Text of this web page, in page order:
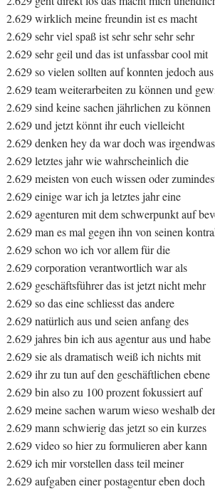
2.629 wirklich meine freundin ist es macht
2.629 sehr viel spaß ist sehr sehr sehr sehr
2.629 sehr geil und das ist unfassbar cool mit
2.629 so vielen sollten auf konnten jedoch aus
2.629 team weiterarbeiten zu können und
2.629 sind keine sachen jährlichen zu können
2.629 und jetzt könnt ihr euch vielleicht
2.629 denken hey da war doch was irgendwas
2.629 letztes jahr wie wahrscheinlich die
2.629 meisten von euch wissen oder
2.629 einige war ich ja letztes jahr eine
2.629 agenturen mit dem schwerpunkt auf
2.629 man es mal gegen ihn von seinen
2.629 schon wo ich vor allem für die
2.629 corporation verantwortlich war als
2.629 geschäftsführer das ist jetzt nicht mehr
2.629 so das eine schliesst das andere
2.629 natürlich aus und seien anfang des
2.629 jahres bin ich aus agentur aus und habe
2.629 sie als dramatisch weiß ich nichts mit
2.629 ihr zu tun auf den geschäftlichen ebene
2.629 bin also zu 100 prozent fokussiert auf
2.629 meine sachen warum wieso weshalb der
2.629 mann schwierig das jetzt so ein kurzes
2.629 video so hier zu formulieren aber kann
2.629 ich mir vorstellen dass teil meiner
2.629 aufgaben einer postagentur eben doch